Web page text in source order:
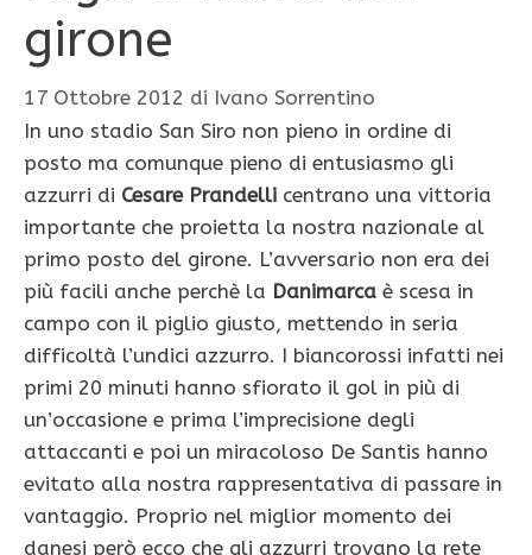
girone
17 Ottobre 2012 di Ivano Sorrentino
In uno stadio San Siro non pieno in ordine di
posto ma comunque pieno di entusiasmo gli
azzurri di Cesare Prandelli centrano una vittoria
importante che proietta la nostra nazionale al
primo posto del girone. L’avversario non era dei
più facili anche perchè la Danimarca è scesa in
campo con il piglio giusto, mettendo in seria
difficoltà l’undici azzurro. I biancorossi infatti nei
primi 20 minuti hanno sfiorato il gol in più di
un’occasione e prima l’imprecisione degli
attaccanti e poi un miracoloso De Santis hanno
evitato alla nostra rappresentativa di passare in
vantaggio. Proprio nel miglior momento dei
danesi però ecco che gli azzurri trovano la rete